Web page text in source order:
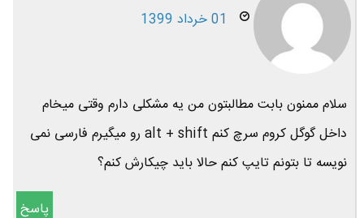
01 خرداد 1399
سلام ممنون بابت مطالبتون من یه مشکلی دارم وقتی میخام
داخل گوگل کروم سرچ کنم alt + shift رو میگیرم فارسی نمی
نویسه تا بتونم تایپ کنم حالا باید چیکارش کنم؟
پاسخ